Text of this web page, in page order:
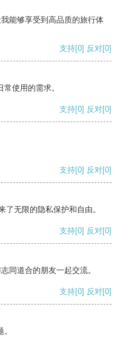
能够享受到高品质的旅行体
支持[0] 反对[0]
使用的需求。
支持[0] 反对[0]
支持[0] 反对[0]
无限的隐私保护和自由。
支持[0] 反对[0]
同道合的朋友一起交流。
支持[0] 反对[0]